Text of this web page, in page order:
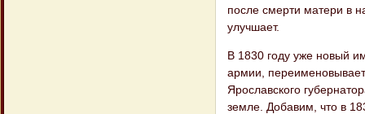
после смерти матери в
улучшает.
В 1830 году уже новый
армии, переименовывает
Ярославского
земле. Добавим, что в